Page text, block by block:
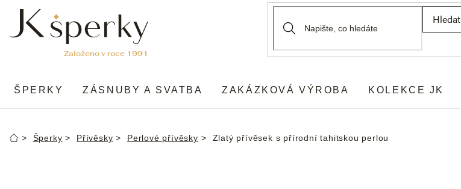
obsah
Hledat
ŠPERKY ZÁSNUBY A SVATBA ZAKÁZKOVÁ VÝROBA KOLEKCE JK
DomůŠperky Přívěsky Perlové přívěsky Zlatý přívěsek s přírodní tahitskou perlou